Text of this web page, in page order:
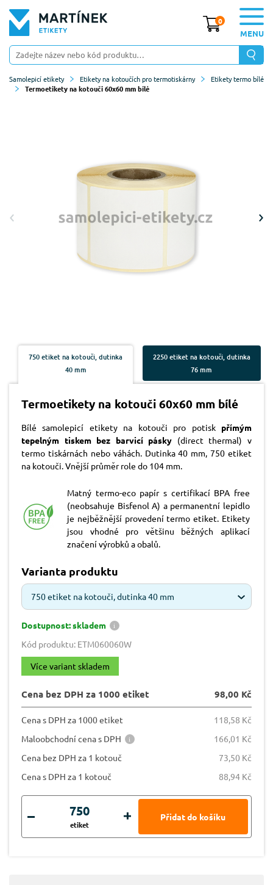
0
MENU
Samolepicí etikety Etikety na kotoučích pro termotiskárny
Etikety termo bílé
Termoetikety na kotouči 60x60 mm bílé
750 etiket na kotouči, dutinka
40 mm
2250 etiket na kotouči, dutinka
76 mm
Termoetikety na kotouči 60x60 mm bílé
Bílé samolepicí etikety na kotouči pro potisk přímým
tepelným tiskem bez barvicí pásky (direct thermal) v
termo tiskárnách nebo váhách. Dutinka 40 mm, 750 etiket
na kotouči. Vnější průměr role do 104 mm.
Matný termo-eco papír s certifikací BPA free
(neobsahuje Bisfenol A) a permanentní lepidlo
je nejběžnější provedení termo etiket. Etikety
jsou vhodné pro většinu běžných aplikací
značení výrobků a obalů.
Varianta produktu
750 etiket na kotouči, dutinka 40 mm
Dostupnost: skladem
Kód produktu: ETM060060W
Více variant skladem
Cena bez DPH za 1000 etiket 98,00 Kč
Cena s DPH za 1000 etiket
118,58 Kč
Maloobchodní cena s DPH
166,01 Kč
Cena bez DPH za 1 kotouč
73,50 Kč
Cena s DPH za 1 kotouč
88,94 Kč
etiket